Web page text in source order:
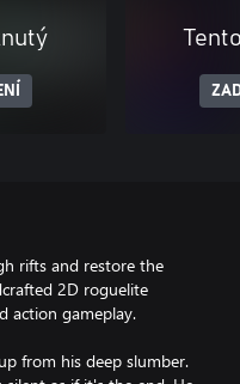
rifts and restore the
2D roguelite
action gameplay.
from his deep slumber.